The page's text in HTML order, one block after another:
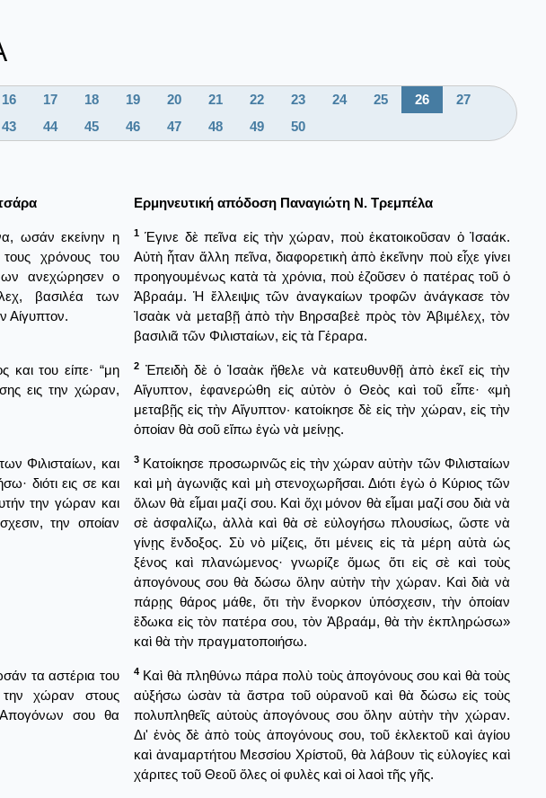
16 17 18 19 20 21 22 23 24 25 26
27
43 44 45 46 47 48 49 50
Ερμηνευτική απόδοση Παναγιώτη Ν. Τρεμπέλα
ωσάν εκείνην η
χρόνους του
ανεχώρησεν ο
βασιλέα των
Αίγυπτον.
1 Έγινε δὲ πεῖνα εἰς τὴν χώραν, ποὺ ἑκατοικοῦσαν ὁ Ἰσαάκ.
Αὐτὴ ἦταν ἄλλη πεῖνα, διαφορετικὴ ἀπὸ ἐκεῖνην ποὺ εἶχε γίνει
προηγουμένως κατὰ τὰ χρόνια, ποὺ ἐζοῦσεν ὁ πατέρας τοῦ ὁ
Ἀβραάμ. Ἡ ἔλλειψις τῶν ἀναγκαίων τροφῶν ἀνάγκασε τὸν
Ἰσαὰκ νὰ μεταβῇ ἀπὸ τὴν Βηρσαβεὲ πρὸς τὸν Ἀβιμέλεχ, τὸν
βασιλιᾶ τῶν Φιλισταίων, εἰς τὰ Γέραρα.
και του είπε· “μη
εις την χώραν,
2 Ἐπειδὴ δὲ ὁ Ἰσαὰκ ἤθελε νὰ κατευθυνθῇ ἀπὸ ἐκεῖ εἰς τὴν
Αἴγυπτον, ἐφανερώθη εἰς αὐτὸν ὁ Θεὸς καὶ τοῦ εἶπε· «μὴ
μεταβῇς εἰς τὴν Αἴγυπτον· κατοίκησε δὲ εἰς τὴν χώραν, εἰς τὴν
ὁποίαν θὰ σοῦ εἴπω ἐγὼ νὰ μείνῃς.
Φιλισταίων, και
διότι εις σε και
την γώραν και
την οποίαν
3 Κατοίκησε προσωρινῶς εἰς τὴν χώραν αὐτὴν τῶν Φιλισταίων
καὶ μὴ ἀγωνιᾷς καὶ μὴ στενοχωρῆσαι. Διότι ἐγὼ ὁ Κύριος τῶν
ὅλων θὰ εἶμαι μαζί σου. Καὶ ὅχι μόνον θὰ εἶμαι μαζί σου διὰ νὰ
σὲ ἀσφαλίζω, ἀλλὰ καὶ θὰ σὲ εὐλογήσω πλουσίως, ὥστε νὰ
γίνῃς ἔνδοξος. Σὺ νὸ μίζεις, ὅτι μένεις εἰς τὰ μέρη αὐτὰ ὡς
ξένος καὶ πλανώμενος· γνωρίζε ὅμως ὅτι εἰς σὲ καὶ τοὺς
ἀπογόνους σου θὰ δώσω ὅλην αὐτὴν τὴν χώραν. Καὶ διὰ νὰ
πάρῃς θάρος μάθε, ὅτι τὴν ἔνορκον ὑπόσχεσιν, τὴν ὁποίαν
ἒδωκα εἰς τὸν πατέρα σου, τὸν Ἀβραάμ, θὰ τὴν ἐκπληρώσω»
καὶ θὰ τὴν πραγματοποιήσω.
τα αστέρια του
χώραν στους
σου θα
4 Καὶ θὰ πληθύνω πάρα πολὺ τοὺς ἀπογόνους σου καὶ θὰ τοὺς
αὐξήσω ὡσὰν τὰ ἄστρα τοῦ οὐρανοῦ καὶ θὰ δώσω εἰς τοὺς
πολυπληθεῖς αὐτοὺς ἀπογόνους σου ὅλην αὐτὴν τὴν χώραν.
Δι' ἐνὸς δὲ ἀπὸ τοὺς ἀπογόνους σου, τοῦ ἐκλεκτοῦ καὶ ἁγίου
καὶ ἀναμαρτήτου Μεσσίου Χρίστοῦ, θὰ λάβουν τὶς εὐλογίες καὶ
χάριτες τοῦ Θεοῦ ὅλες οἱ φυλὲς καὶ οἱ λαοὶ τῆς γῆς.